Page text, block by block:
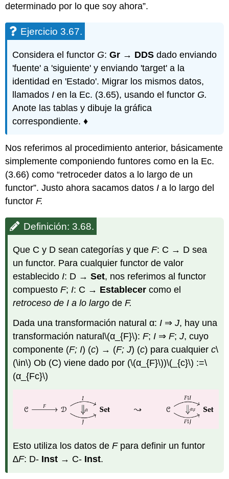
determinado por lo que soy ahora”.
Ejercicio 3.67.
Considera el functor G:Gr → DDS dado enviando
'fuente' a 'siguiente' y enviando 'target' a la
identidad en 'Estado'. Migrar los mismos datos,
llamados I en la Ec. (3.65), usando el functor G.
Anote las tablas y dibuje la gráfica
correspondiente. ♦
Nos referimos al procedimiento anterior, básicamente
simplemente componiendo funtores como en la Ec.
(3.66) como “retroceder datos a lo largo de un
functor”. Justo ahora sacamos datosI a lo largo del
functorF.
Definición: 3.68.
Que C y D sean categorías y queF: C → D sea
un functor. Para cualquier functor de valor
establecidoI: D →Set, nos referimos al functor
compuestoF;I: C → Establecer como el
retroceso de I a lo largo deF.
Dada una transformación natural α:I ⇒J, hay una
transformación natural\(α_{F}\):F;I ⇒F;J, cuyo
componente (F; I) (c) → (F; J) (c) para cualquierc\
(\in\) Ob (C) viene dado por (\(α_{F}\))\(_{c}\) :=\
(α_{Fc}\)
Esto utiliza los datos deFpara definir un funtor
∆F: D- Inst → C- Inst.